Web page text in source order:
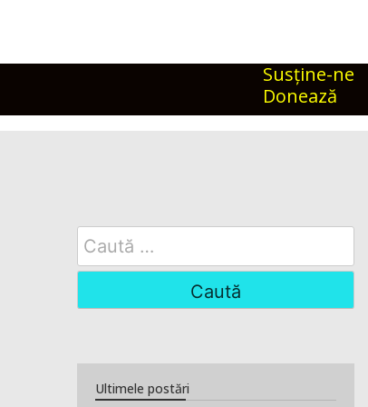
Susţine-ne
Donează
Search
for:
Ultimele postări